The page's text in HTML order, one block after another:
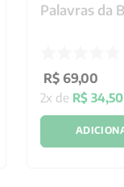
Palavras da
R$ 69,00
2x de R$ 34,50